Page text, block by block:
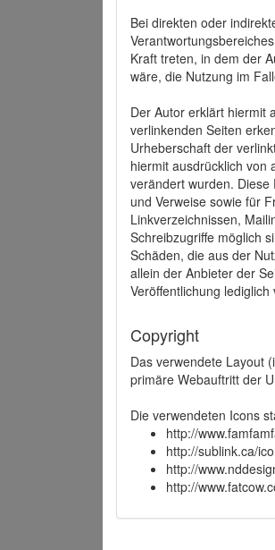
Bei direkten oder
Kraft treten, in dem der
wäre, die Nutzung im
Der Autor erklärt hiermit
verlinkenden Seiten
Urheberschaft der
hiermit ausdrücklich von
verändert wurden.
und Verweise sowie für
Linkverzeichnissen,
Schreibzugriffe möglich
Schäden, die aus der
allein der Anbieter der
Veröffentlichung lediglich
Copyright
Das verwendete Layout
primäre Webauftritt der
Die verwendeten Icons
http://
http://sublink.ca/
http://
http://